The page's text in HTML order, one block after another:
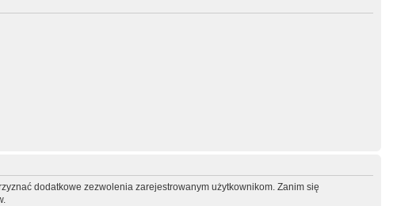
dodatkowe zezwolenia zarejestrowanym użytkownikom. Zanim się